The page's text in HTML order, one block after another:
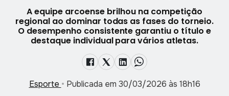
A equipe arcoense brilhou na competição
regional ao dominar todas as fases do torneio.
O desempenho consistente garantiu o título e
destaque individual para vários atletas.
Esporte • Publicada em 30/03/2026 às 18h16